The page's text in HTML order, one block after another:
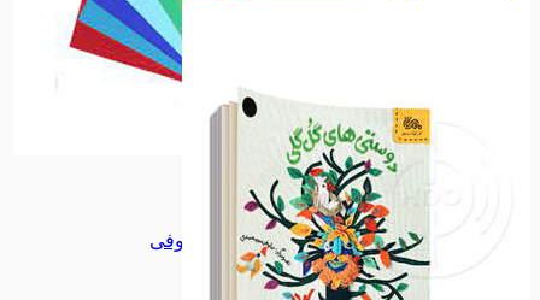
فلش کارت فلش کارت
تابلو کاشی تابلو کاشی
مجموعه جلا مجموعه جلا
مجموعه کوفی مجموعه کوفی
میناکاری میناکاری
طرح ویژه طرح ویژه